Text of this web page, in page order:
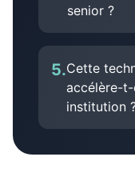
senior ?
5.Cette
accélère-
institution